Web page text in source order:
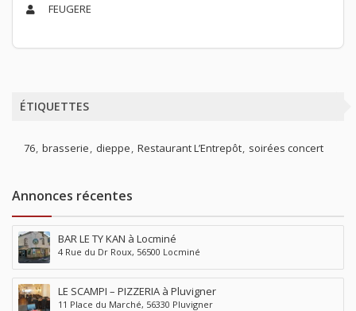
FEUGERE
ÉTIQUETTES
76 brasserie dieppe Restaurant L’Entrepôt soirées concert
Annonces récentes
BAR LE TY KAN à Locminé
4 Rue du Dr Roux, 56500 Locminé
LE SCAMPI – PIZZERIA à Pluvigner
11 Place du Marché, 56330 Pluvigner